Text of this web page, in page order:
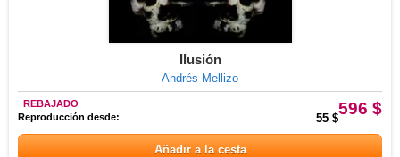
Ilusión
Andrés Mellizo
596 $
REBAJADO
Reproducción desde:
55 $
Añadir a la cesta